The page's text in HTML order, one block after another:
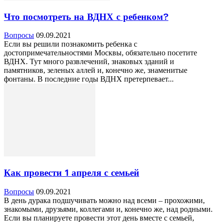
Что посмотреть на ВДНХ с ребенком?
Вопросы 09.09.2021
Если вы решили познакомить ребенка с
достопримечательностями Москвы, обязательно посетите
ВДНХ. Тут много развлечений, знаковых зданий и
памятников, зеленых аллей и, конечно же, знаменитые
фонтаны. В последние годы ВДНХ претерпевает...
Как провести 1 апреля с семьей
Вопросы 09.09.2021
В день дурака подшучивать можно над всеми – прохожими,
знакомыми, друзьями, коллегами и, конечно же, над родными.
Если вы планируете провести этот день вместе с семьей,